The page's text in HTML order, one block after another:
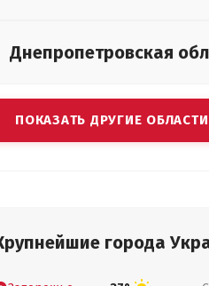
Днепропетровская
ПОКАЗАТЬ ДРУГИЕ ОБЛАСТИ
города